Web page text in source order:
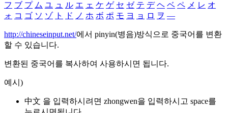
フ ブ プ ム ユ ュ ル エ ェ ケ ゲ セ ゼ テ デ ヘ ベ ペ メ レ オ
ォ コ ゴ ソ ゾ ト ド ノ ホ ボ ポ モ ヨ ョ ロ ヲ ―
http://chineseinput.net/에서 pinyin(병음)방식으로 중국어를 변환
할 수 있습니다.
변환된 중국어를 복사하여 사용하시면 됩니다.
예시)
中文 을 입력하시려면 zhongwen을 입력하시고 space를